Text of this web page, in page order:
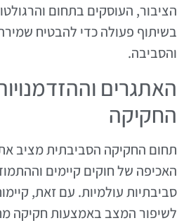
הציבור, העוסקים בתחום
בשיתוף פעולה כדי להבטיח
והסביבה.
האתגרים
החקיקה
תחום החקיקה הסביבתית מציב
האכיפה של חוקים קיימים
סביבתיות עולמיות. עם זאת,
לשיפור המצב באמצעות חקיקה